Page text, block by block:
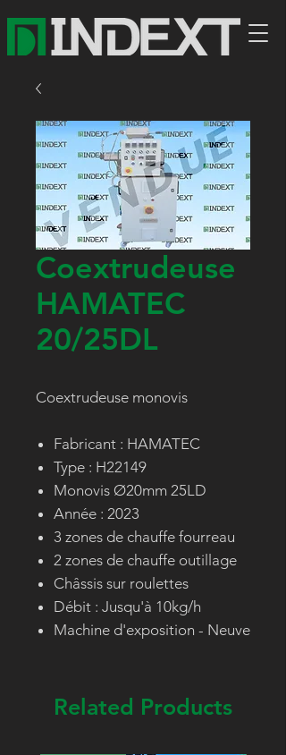
Coextrudeuse
HAMATEC
20/25DL
Coextrudeuse monovis
Fabricant : HAMATEC
Type : H22149
Monovis Ø20mm 25LD
Année : 2023
3 zones de chauffe fourreau
2 zones de chauffe outillage
Châssis sur roulettes
Débit : Jusqu'à 10kg/h
Machine d'exposition - Neuve
Related Products